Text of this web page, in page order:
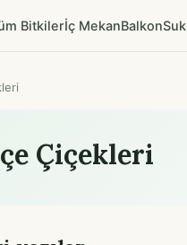
Bitkilerİç MekanBalkon
Çiçekleri